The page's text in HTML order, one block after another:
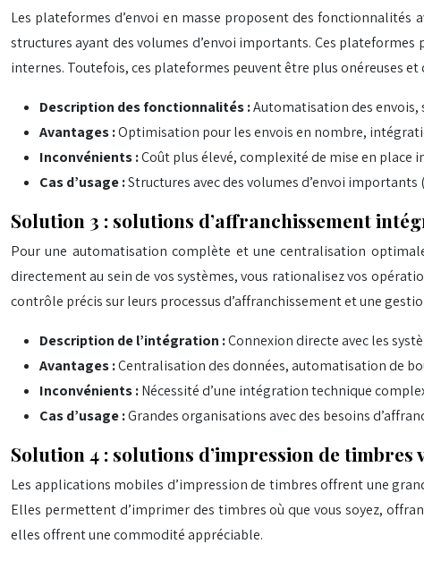
Les plateformes d’envoi en masse proposent des
structures ayant des volumes d’envoi importants. Ces
internes. Toutefois, ces plateformes peuvent être plus onéreuses
Description des fonctionnalités :Automatisation des envois,
Avantages :Optimisation pour les envois en nombre,
Inconvénients :Coût plus élevé, complexité de mise en place
Cas d’usage :Structures avec des volumes d’envoi
Solution 3 : solutions d’affranchissement
Pour une automatisation complète et une centralisation
directement au sein de vos systèmes, vous rationalisez vos
contrôle précis sur leurs processus d’affranchissement et une
Description de l’intégration :Connexion directe avec les
Avantages :Centralisation des données, automatisation de
Inconvénients :Nécessité d’une intégration technique
Cas d’usage :Grandes organisations avec des besoins
Solution 4 : solutions d’impression de
Les applications mobiles d’impression de timbres offrent une
Elles permettent d’imprimer des timbres où que vous soyez,
elles offrent une commodité appréciable.